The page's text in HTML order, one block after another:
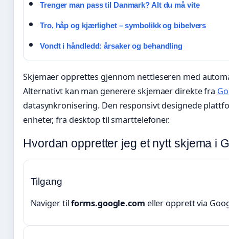
Trenger man pass til Danmark? Alt du må vite
Tro, håp og kjærlighet – symbolikk og bibelvers
Vondt i håndledd: årsaker og behandling
Skjemaer opprettes gjennom nettleseren med
Alternativt kan man generere skjemaer direkte fra
datasynkronisering. Den responsivt designede
enheter, fra desktop til smarttelefoner.
Hvordan oppretter jeg et nytt skjema i
Tilgang
Naviger tilforms.google.com eller opprett via